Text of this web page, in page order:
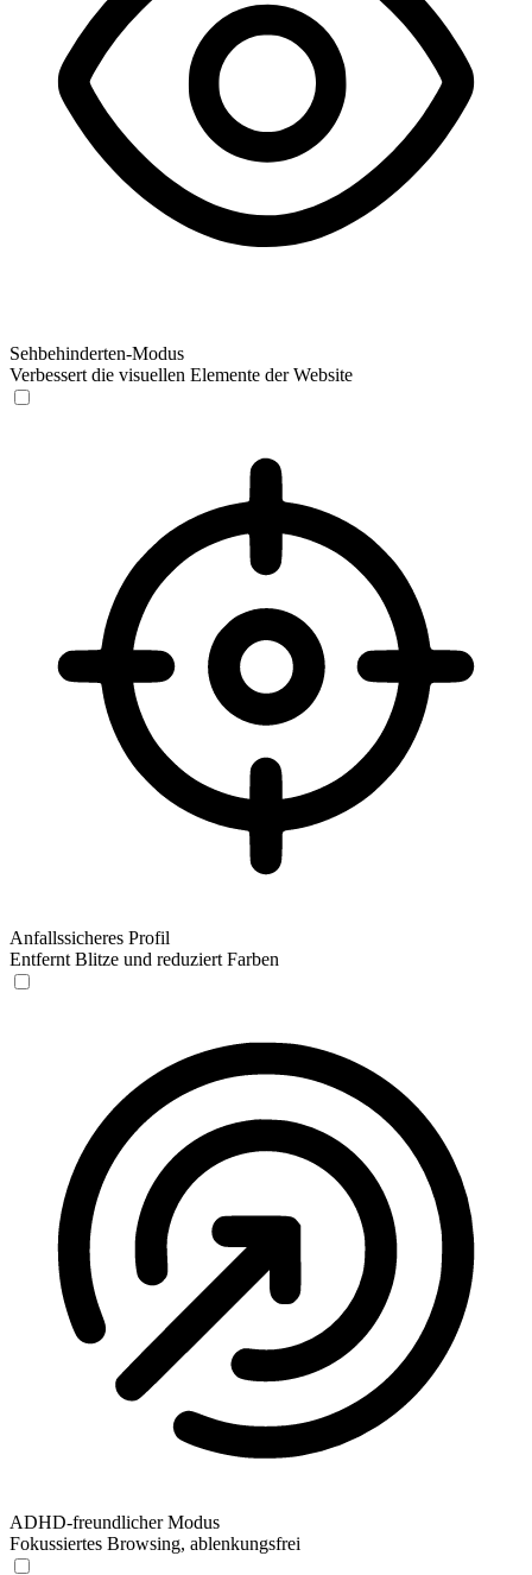
Sehbehinderten-Modus
Verbessert die visuellen Elemente der Website
Anfallssicheres Profil
Entfernt Blitze und reduziert Farben
ADHD-freundlicher Modus
Fokussiertes Browsing, ablenkungsfrei